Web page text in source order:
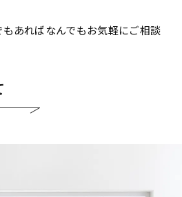
あればなんでもお気軽にご相談